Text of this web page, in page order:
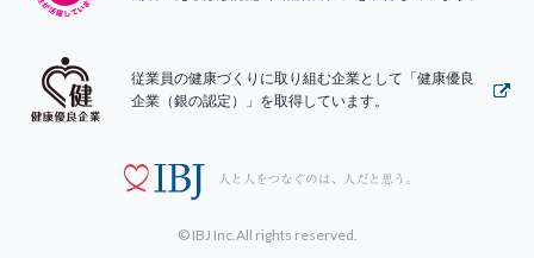
従業員の健康づくりに取り組む企業として「健康優良
企業（銀の認定）」を取得しています。
© IBJ Inc.All rights reserved.